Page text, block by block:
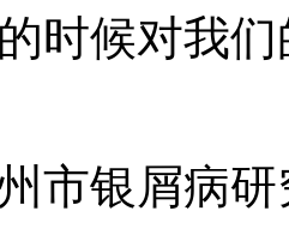
时候对我
市银屑病